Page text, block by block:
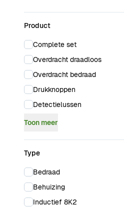
Product
Complete set
Overdracht draadloos
Overdracht bedraad
Drukknoppen
Detectielussen
Toon meer
Type
Bedraad
Behuizing
Inductief 8K2